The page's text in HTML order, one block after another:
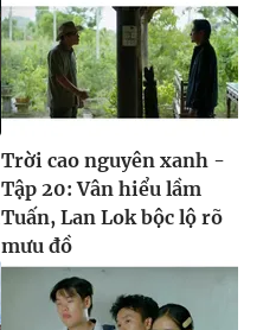
Trời cao nguyên xanh -
Tập 20: Vân hiểu lầm
Tuấn, Lan Lok bộc lộ rõ
mưu đồ